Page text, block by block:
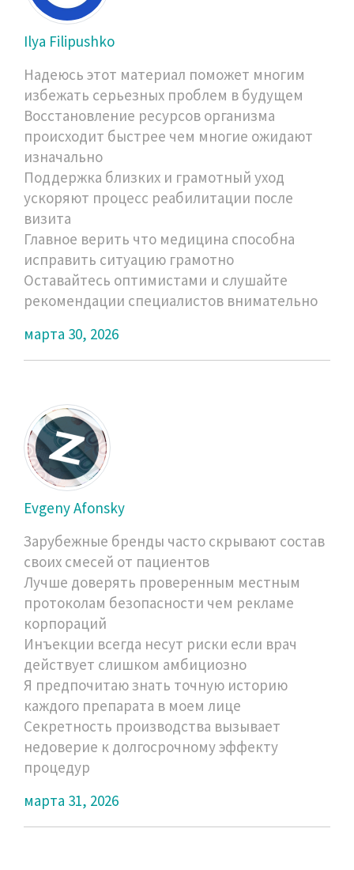
Ilya Filipushko
Надеюсь этот материал поможет многим
избежать серьезных проблем в будущем
Восстановление ресурсов организма
происходит быстрее чем многие ожидают
изначально
Поддержка близких и грамотный уход
ускоряют процесс реабилитации после
визита
Главное верить что медицина способна
исправить ситуацию грамотно
Оставайтесь оптимистами и слушайте
рекомендации специалистов внимательно
марта 30, 2026
Evgeny Afonsky
Зарубежные бренды часто скрывают состав
своих смесей от пациентов
Лучше доверять проверенным местным
протоколам безопасности чем рекламе
корпораций
Инъекции всегда несут риски если врач
действует слишком амбициозно
Я предпочитаю знать точную историю
каждого препарата в моем лице
Секретность производства вызывает
недоверие к долгосрочному эффекту
процедур
марта 31, 2026